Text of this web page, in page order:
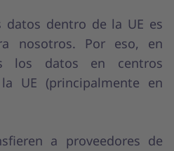
dentro de la UE es
nosotros. Por eso, en
los datos en centros
UE (principalmente en
a proveedores de